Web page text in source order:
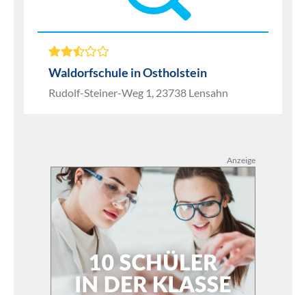
Waldorfschule in Ostholstein
Rudolf-Steiner-Weg 1, 23738 Lensahn
Anzeige